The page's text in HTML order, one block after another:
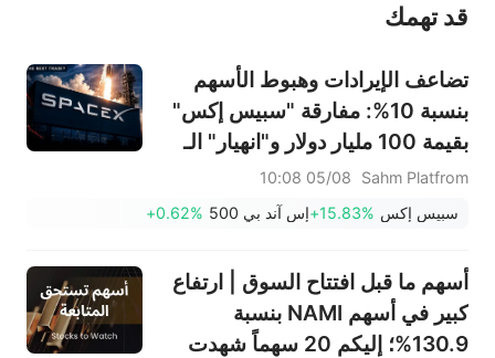
عند الضرورة، يرجى استشارة مستشار استثمار محترف. لا تقدم منصة سهم أي مشورة استثمارية، ولا تقدم أي التزامات أو ضمانات.
قد تهمك
تضاعف الإيرادات وهبوط الأسهم
بنسبة 10%: مفارقة "سبيس إكس"
بقيمة 100 مليار دولار و"انهيار" الـ
912 مليون سهم... ما هي الخطوة
التالية في التداول؟
Sahm Platfrom
05/08 10:08
سبيس إكس +15.83%إس آند بي 500 +0.62%
أسهم ما قبل افتتاح السوق | ارتفاع
كبير في أسهم NAMI بنسبة
130.9%؛ إليكم 20 سهماً شهدت